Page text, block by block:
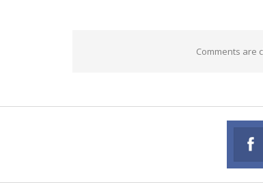
Comments are